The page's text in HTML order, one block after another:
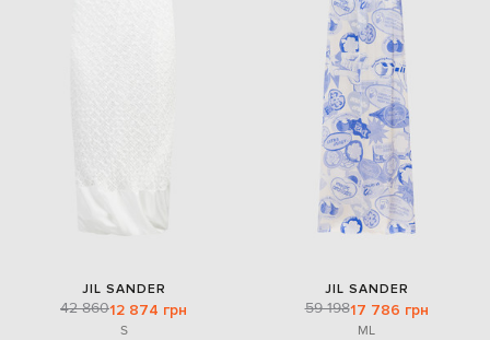
JIL SANDER
42 86012 874 грн
S
JIL SANDER
59 19817 786 грн
ML